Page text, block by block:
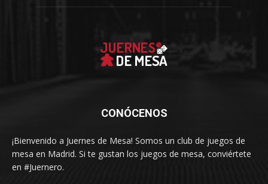
CONÓCENOS
¡Bienvenido a Juernes de Mesa! Somos un club de juegos de
mesa en Madrid. Si te gustan los juegos de mesa, conviértete
en #Juernero.